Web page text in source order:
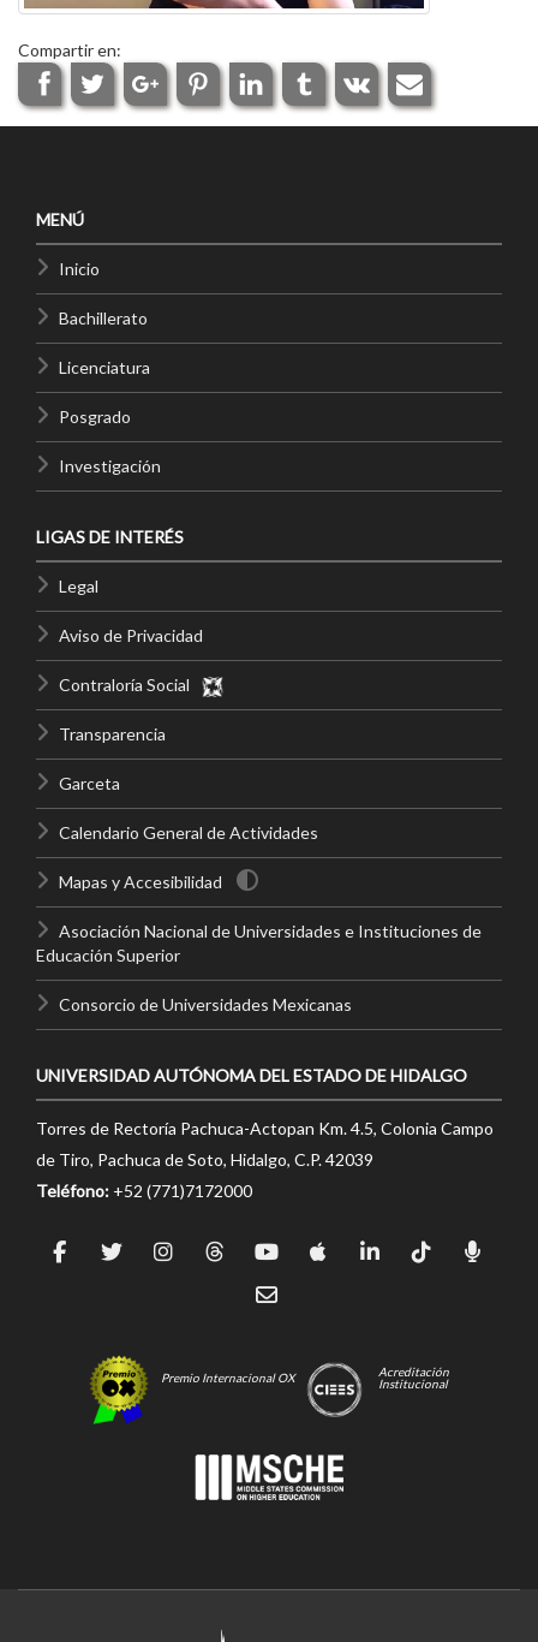
Compartir en:
MENÚ
Inicio
Bachillerato
Licenciatura
Posgrado
Investigación
LIGAS DE INTERÉS
Legal
Aviso de Privacidad
Contraloría Social
Transparencia
Garceta
Calendario General de Actividades
Mapas y Accesibilidad
Asociación Nacional de Universidades e Instituciones de
Educación Superior
Consorcio de Universidades Mexicanas
UNIVERSIDAD AUTÓNOMA DEL ESTADO DE HIDALGO
Torres de Rectoría Pachuca-Actopan Km. 4.5, Colonia Campo
de Tiro, Pachuca de Soto, Hidalgo, C.P. 42039
Teléfono: +52 (771)7172000
Premio Internacional OX
Acreditación
Institucional